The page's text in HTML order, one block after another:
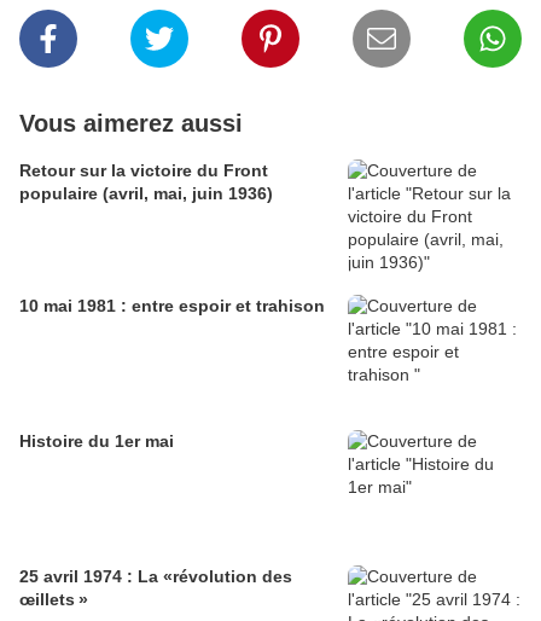
Vous aimerez aussi
Retour sur la victoire du Front
populaire (avril, mai, juin 1936)
10 mai 1981 : entre espoir et trahison
Histoire du 1er mai
25 avril 1974 : La «révolution des
œillets »